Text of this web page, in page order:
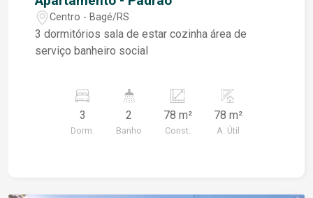
Centro - Bagé/RS
3 dormitórios sala de estar cozinha área de
serviço banheiro social
3
Dorm.
2
Banho
78 m²
Const.
78 m²
A. Útil